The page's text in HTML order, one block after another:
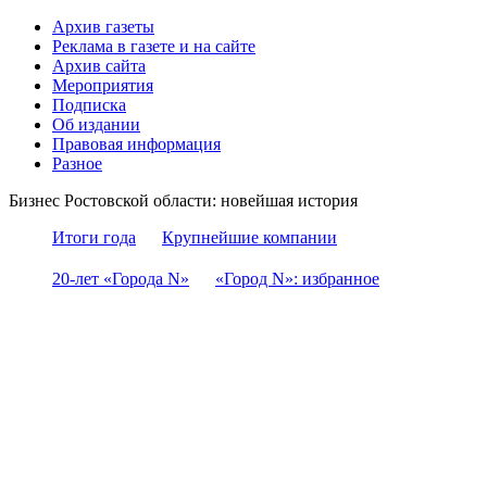
Архив газеты
Реклама в газете и на сайте
Архив сайта
Мероприятия
Подписка
Об издании
Правовая информация
Разное
Бизнес Ростовской области: новейшая история
Итоги года
Крупнейшие компании
20-лет «Города N» «Город N»: избранное